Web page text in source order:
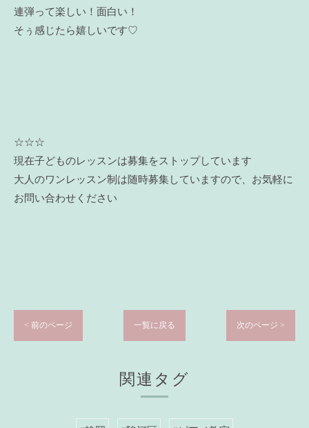
連弾って楽しい！面白い！
そぅ感じたら嬉しいです♡
☆☆☆
現在子どものレッスンは募集をストップしています
大人のワンレッスン制は随時募集していますので、お気軽に
お問い合わせください
< 前のページ 一覧に戻る 次のページ >
関連タグ